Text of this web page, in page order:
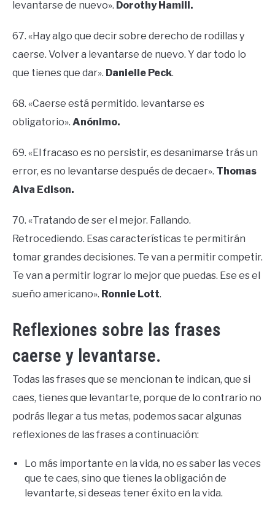
levantarse de nuevo». Dorothy Hamill.
67. «Hay algo que decir sobre derecho de rodillas y
caerse. Volver a levantarse de nuevo. Y dar todo lo
que tienes que dar». Danielle Peck.
68. «Caerse está permitido. levantarse es
obligatorio». Anónimo.
69. «El fracaso es no persistir, es desanimarse trás un
error, es no levantarse después de decaer». Thomas
Alva Edison.
70. «Tratando de ser el mejor. Fallando.
Retrocediendo. Esas características te permitirán
tomar grandes decisiones. Te van a permitir competir.
Te van a permitir lograr lo mejor que puedas. Ese es el
sueño americano». Ronnie Lott.
Reflexiones sobre las frases
caerse y levantarse.
Todas las frases que se mencionan te indican, que si
caes, tienes que levantarte, porque de lo contrario no
podrás llegar a tus metas, podemos sacar algunas
reflexiones de las frases a continuación:
Lo más importante en la vida, no es saber las veces
que te caes, sino que tienes la obligación de
levantarte, si deseas tener éxito en la vida.